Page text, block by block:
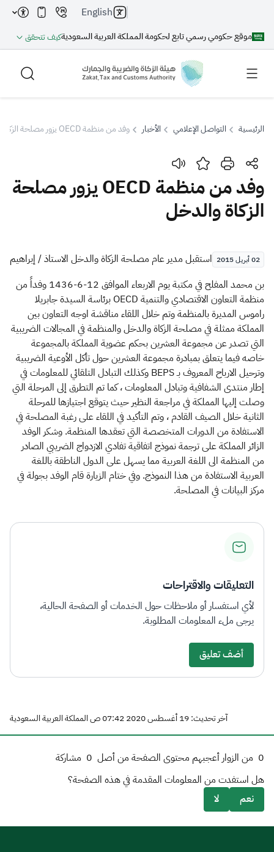
موقع حكومي رسمي تابع لحكومة المملكة العربية السعوديةكيف تتحقق
English
بحث
بحث بحث AI
اقتراحات
الإقرار الضريبي
التصرفات العقارية
الرئيسية التواصل الإعلامي الأخبار وفد من منظمة OECD يزور مصلحة الزكاة والدخل
وفد من منظمة OECD يزور مصلحة
الزكاة والدخل
02 أبريل 2015
​استقبل مدير عام مصلحة الزكاة والدخل الاستاذ / إبراهيم
بن محمد المفلح في مكتبة يوم الاربعاء الموافق 12-6-1436 وفداً من
منظمة التعاون الاقتصادي والتنمية OECD برئاسة السيدة جابريلا
راموس المديرة بالمنظمة وتم خلال اللقاء مناقشة اوجه التعاون بين
المملكة ممثلة في مصلحة الزكاة والدخل والمنظمة في المجالات الضريبية
التي تصدر عن مجموعة العشرين بحكم عضوية المملكة بالمجموعة
خاصه فيما يتعلق بمبادرة مجموعة العشرين حول تأكل الأوعية الضريبية
وترحيل الارباح المعروف بـ BEPS وكذلك التبادل التلقائي للمعلومات في
إطار منتدى الشفافية وتبادل المعلومات ، كما تم التطرق إلى المرحلة التي
وصلت إليها المملكة في مراجعة النظير حيث يتوقع اجتيازها للمرحلة
الثانية خلال الصيف القادم ، وتم التأكيد في اللقاء على رغبة المصلحة في
الاستفادة من الدورات المتخصصة التي تعقدها المنظمة. وشكر الوفد
الزائر المملكة على ترجمة نموذج اتفاقية تفادي الازدواج الضريبي الصادر
من المنظمة الى اللغة العربية مما يسهل على الدول الناطقة باللغة
العربية الاستفادة من هذا النموذج. وفي ختام الزيارة قام الوفد بجولة في
مركز البيانات في المصلحة. ​
التعليقات والاقتراحات
لأي استفسار أو ملاحظات حول الخدمات أو الصفحة الحالية،
يرجى ملء المعلومات المطلوبة.
أضف تعليق
آخر تحديث: 19 أغسطس 2020 07:42 ص المملكة العربية السعودية
0 من الزوار أعجبهم محتوى الصفحة من أصل 0 مشاركة
هل استفدت من المعلومات المقدمة في هذه الصفحة؟
نعم
لا